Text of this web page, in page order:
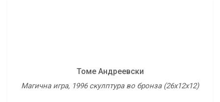
Томе Андреевски
Магична игра, 1996 скулптура во бронза (26х12х12)
Томе Серафимовски
Св.Наум Охридски, 1988 скулптура во бронза